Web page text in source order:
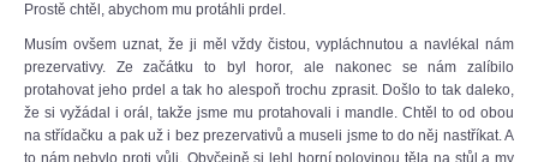
Prostě chtěl, abychom mu protáhli prdel.
Musím ovšem uznat, že ji měl vždy čistou, vypláchnutou a navlékal nám
prezervativy. Ze začátku to byl horor, ale nakonec se nám zalíbilo
protahovat jeho prdel a tak ho alespoň trochu zprasit. Došlo to tak daleko,
že si vyžádal i orál, takže jsme mu protahovali i mandle. Chtěl to od obou
na střídačku a pak už i bez prezervativů a museli jsme to do něj nastříkat. A
to nám nebylo proti vůli. Obyčejně si lehl horní polovinou těla na stůl a my